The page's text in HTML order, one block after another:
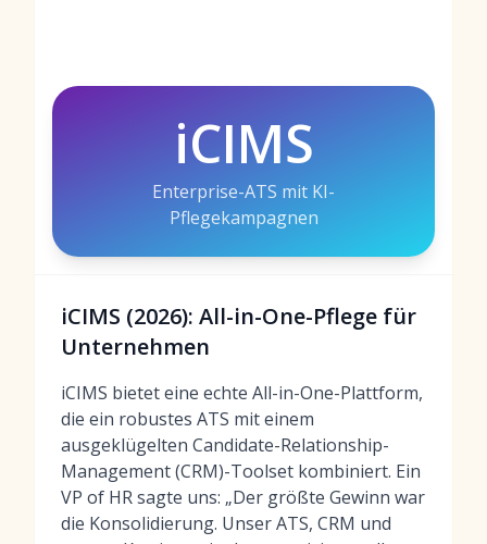
iCIMS
Enterprise-ATS mit KI-
Pflegekampagnen
iCIMS (2026): All-in-One-Pflege für
Unternehmen
iCIMS bietet eine echte All-in-One-Plattform,
die ein robustes ATS mit einem
ausgeklügelten Candidate-Relationship-
Management (CRM)-Toolset kombiniert. Ein
VP of HR sagte uns: „Der größte Gewinn war
die Konsolidierung. Unser ATS, CRM und